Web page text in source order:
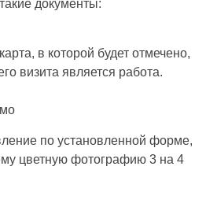
документы:
в которой будет отмечено,
визита является работа.
по установленной форме,
цветную фотографию 3 на 4